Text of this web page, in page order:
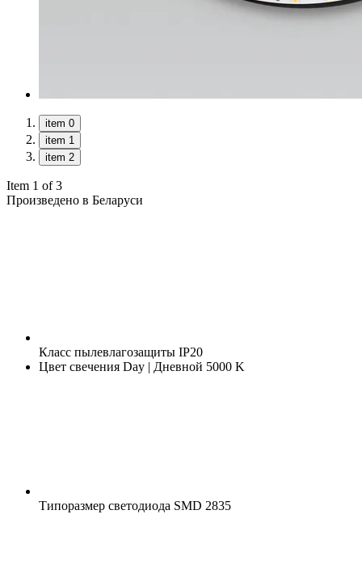
item 0
item 1
item 2
Item 1 of 3
Произведено в Беларуси
Класс пылевлагозащиты IP20
Цвет свечения Day | Дневной 5000 K
Типоразмер светодиода SMD 2835